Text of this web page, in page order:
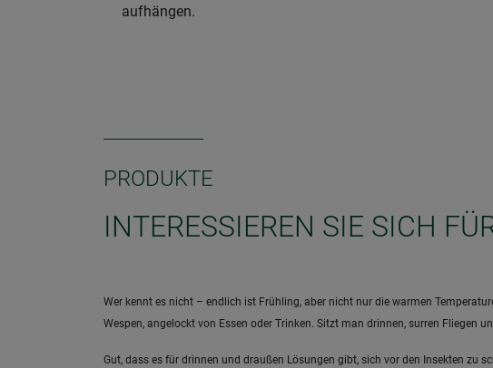
aufhängen.
PRODUKTE
INTERESSIEREN SIE SICH
Wer kennt es nicht – endlich ist Frühling, aber nicht nur die warmen
Wespen, angelockt von Essen oder Trinken. Sitzt man drinnen, surren Fliegen
Gut, dass es für drinnen und draußen Lösungen gibt, sich vor den Insekten zu